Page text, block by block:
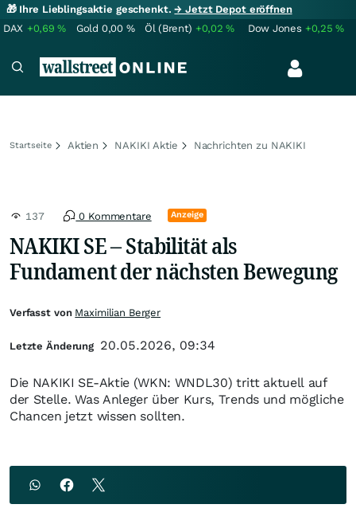
🎁 Ihre Lieblingsaktie geschenkt.→ Jetzt Depot eröffnen
DAX +0,69% Gold 0,00 % Öl (Brent) +0,02% Dow Jones +0,25%
Startseite Aktien NAKIKI Aktie Nachrichten zu NAKIKI
137 0 Kommentare Anzeige
NAKIKI SE – Stabilität als
Fundament der nächsten Bewegung
Die NAKIKI SE-Aktie (WKN: WNDL30) tritt aktuell auf
der Stelle. Was Anleger über Kurs, Trends und mögliche
Chancen jetzt wissen sollten.
Verfasst von Maximilian Berger
Letzte Änderung 20.05.2026, 09:34